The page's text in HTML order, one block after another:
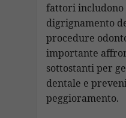
fattori
digrignamento
procedure
importante
sottostanti per
dentale e
peggioramento.